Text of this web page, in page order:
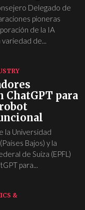
Delegado de
pioneras
de la IA
variedad de...
ChatGPT para
la Universidad
Bajos) y la
de Suiza (EPFL)
para...
&